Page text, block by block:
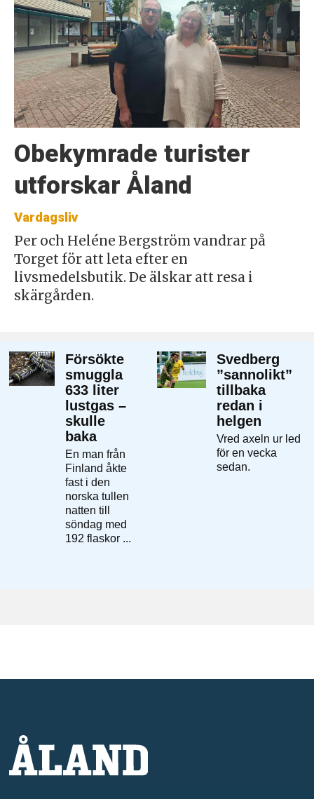
Obekymrade turister
utforskar Åland
Vardagsliv
Per och Heléne Bergström vandrar på
Torget för att leta efter en
livsmedelsbutik. De älskar att resa i
skärgården.